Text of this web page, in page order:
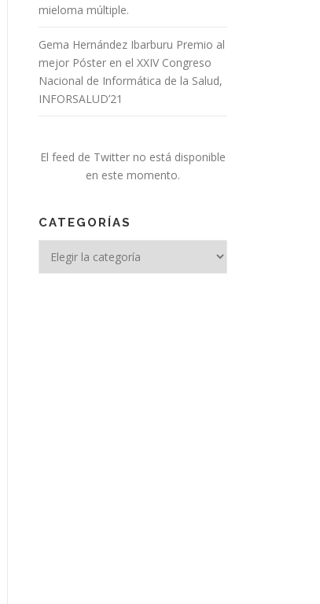
mieloma múltiple.
Gema Hernández Ibarburu Premio al
mejor Póster en el XXIV Congreso
Nacional de Informática de la Salud,
INFORSALUD’21
El feed de Twitter no está disponible
en este momento.
CATEGORÍAS